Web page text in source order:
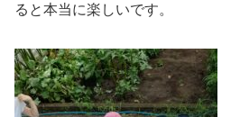
ると本当に楽しいです。